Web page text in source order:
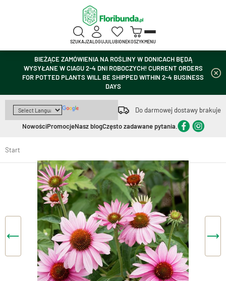
BIEŻĄCE ZAMÓWIENIA NA ROŚLINY W DONICACH BĘDĄ
WYSYŁANE W CIAGU 2-4 DNI ROBOCZYCH! CURRENT ORDERS
FOR POTTED PLANTS WILL BE SHIPPED WITHIN 2-4 BUSINESS
DAYS
Do darmowej dostawy brakuje
NowościPromocjeNasz blogCzęsto zadawane pytania.
SZUKAJZALOGUJULUBIONEKOSZYKMENU
Start